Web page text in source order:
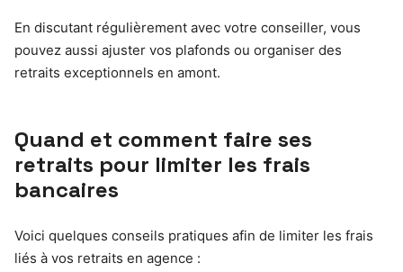
En discutant régulièrement avec votre conseiller, vous
pouvez aussi ajuster vos plafonds ou organiser des
retraits exceptionnels en amont.
Quand et comment faire ses
retraits pour limiter les frais
bancaires
Voici quelques conseils pratiques afin de limiter les frais
liés à vos retraits en agence :